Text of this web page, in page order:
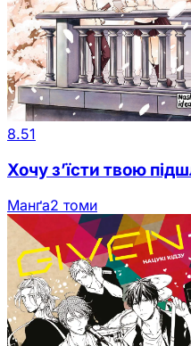
8.51
Хочу з’їсти твою
Манґа2 томи